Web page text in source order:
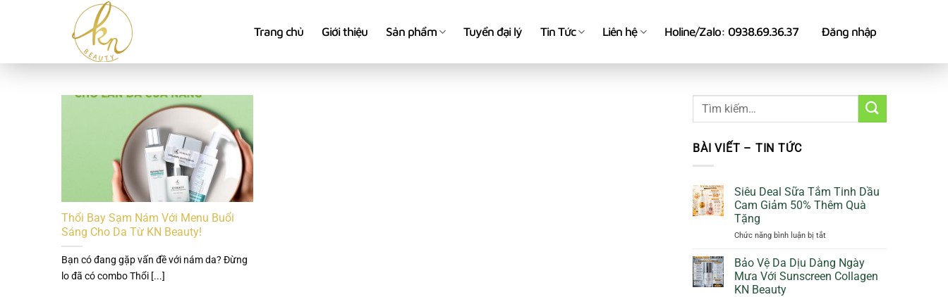
dung
Trang chủ Giới thiệu Sản phẩm Tuyển đại lý Tin Tức Liên hệ Holine/Zalo: 0938.69.36.37 Đăng nhập
Thổi Bay Sạm Nám Với Menu Buổi
Sáng Cho Da Từ KN Beauty!
Bạn có đang gặp vấn đề với nám da? Đừng
lo đã có combo Thổi [...]
BÀI VIẾT – TIN TỨC
Siêu Deal Sữa Tắm Tinh Dầu
Cam Giảm 50% Thêm Quà
Tặng
Chức năng bình luận bị tắtở
Deal
Sữa
Tắm
Bảo Vệ Da Dịu Dàng Ngày
Mưa Với Sunscreen Collagen
KN Beauty